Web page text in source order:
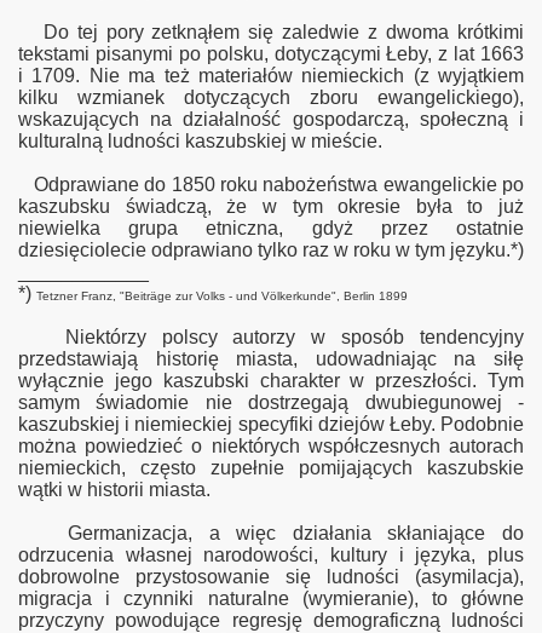
Do tej pory zetknąłem się zaledwie z dwoma krótkimi
tekstami pisanymi po polsku, dotyczącymi Łeby, z lat 1663
i 1709. Nie ma też materiałów niemieckich (z wyjątkiem
kilku wzmianek dotyczących zboru ewangelickiego),
wskazujących na działalność gospodarczą, społeczną i
kulturalną ludności kaszubskiej w mieście.
Odprawiane do 1850 roku nabożeństwa ewangelickie po
kaszubsku świadczą, że w tym okresie była to już
niewielka grupa etniczna, gdyż przez ostatnie
dziesięciolecie odprawiano tylko raz w roku w tym języku.*)
*) Tetzner Franz, "Beiträge zur Volks - und Völkerkunde", Berlin 1899
Niektórzy polscy autorzy w sposób tendencyjny
przedstawiają historię miasta, udowadniając na siłę
wyłącznie jego kaszubski charakter w przeszłości. Tym
samym świadomie nie dostrzegają dwubiegunowej -
kaszubskiej i niemieckiej specyfiki dziejów Łeby. Podobnie
można powiedzieć o niektórych współczesnych autorach
niemieckich, często zupełnie pomijających kaszubskie
wątki w historii miasta.
Germanizacja, a więc działania skłaniające do
odrzucenia własnej narodowości, kultury i języka, plus
dobrowolne przystosowanie się ludności (asymilacja),
migracja i czynniki naturalne (wymieranie), to główne
przyczyny powodujące regresję demograficzną ludności